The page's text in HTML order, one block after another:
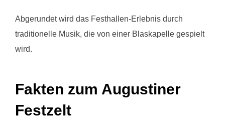
Abgerundet wird das Festhallen-Erlebnis durch
traditionelle Musik, die von einer Blaskapelle gespielt
wird.
Fakten zum Augustiner
Festzelt